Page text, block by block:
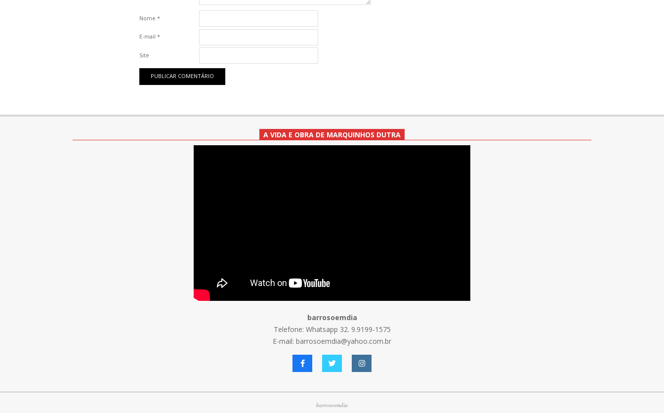
Nome *
E-mail *
Site
A VIDA E OBRA DE MARQUINHOS DUTRA
barrosoemdia
Telefone: Whatsapp 32. 9.9199-1575
E-mail: barrosoemdia@yahoo.com.br
barrosoemdia